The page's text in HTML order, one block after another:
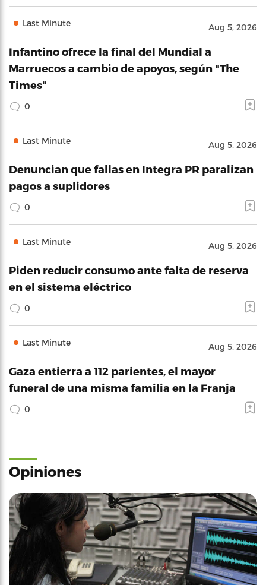
Last Minute Aug 5, 2026
Infantino ofrece la final del Mundial a
Marruecos a cambio de apoyos, según "The
Times"
0
Last Minute Aug 5, 2026
Denuncian que fallas en Integra PR paralizan
pagos a suplidores
0
Last Minute Aug 5, 2026
Piden reducir consumo ante falta de reserva
en el sistema eléctrico
0
Last Minute Aug 5, 2026
Gaza entierra a 112 parientes, el mayor
funeral de una misma familia en la Franja
0
Opiniones